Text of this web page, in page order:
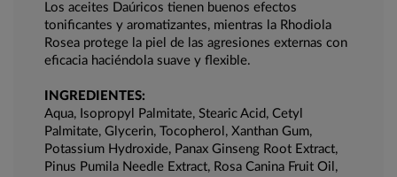
Los aceites Daúricos tienen buenos efectos
tonificantes y aromatizantes, mientras la Rhodiola
Rosea protege la piel de las agresiones externas con
eficacia haciéndola suave y flexible.
INGREDIENTES:
Aqua, Isopropyl Palmitate, Stearic Acid, Cetyl
Palmitate, Glycerin, Tocopherol, Xanthan Gum,
Potassium Hydroxide, Panax Ginseng Root Extract,
Pinus Pumila Needle Extract, Rosa Canina Fruit Oil,